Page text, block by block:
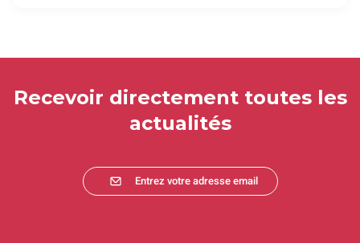
Recevoir directement toutes les
actualités
Entrez votre adresse email